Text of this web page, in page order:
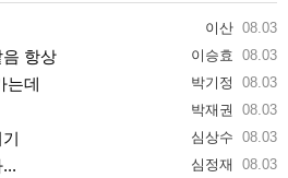
이산 08.03
이승효 08.03
항상
박기정 08.03
는데
박재권 08.03
심상수 08.03
심정재 08.03